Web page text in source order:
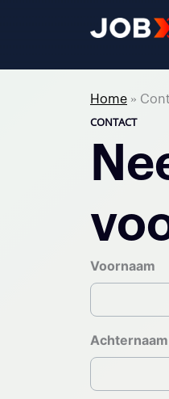
inhoud
Home »
CONTACT
Voornaam
Achternaam